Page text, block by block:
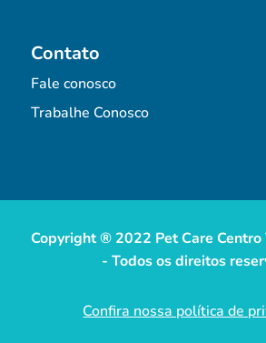
Contato
Fale conosco
Trabalhe Conosco
Copyright ® 2022 Pet Care
- Todos os direitos
Confira nossa política de